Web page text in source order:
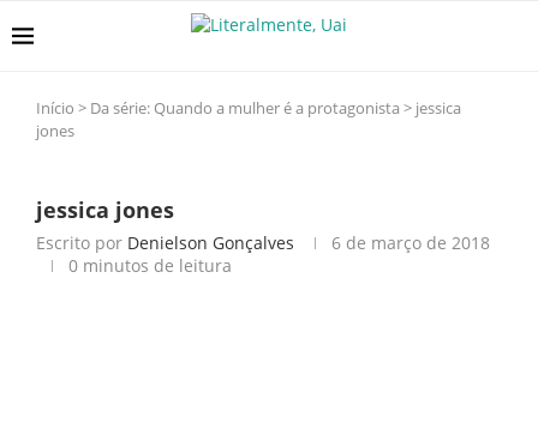
Início > Da série: Quando a mulher é a protagonista > jessica
jones
jessica jones
Escrito por Denielson Gonçalves
6 de março de 2018
0 minutos de leitura